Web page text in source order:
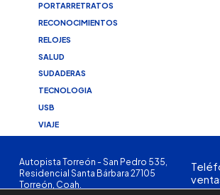
PORTARRETRATOS
RECONOCIMIENTOS
RELOJES
SALUD
SUDADERAS
TECNOLOGIA
USB
VIAJE
Autopista Torreón - San Pedro 535,
Residencial Santa Bárbara 27105
Torreón, Coah.